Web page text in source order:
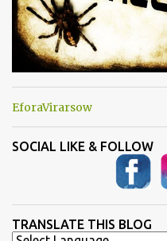
EforaVirarsow
SOCIAL LIKE & FOLLOW
TRANSLATE THIS BLOG